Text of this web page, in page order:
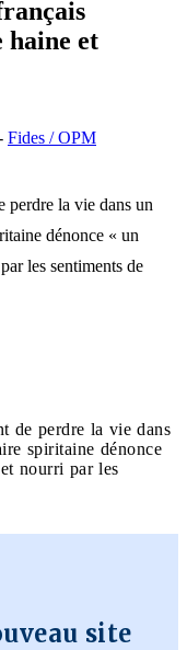
haine et
Fides / OPM
perdre la vie dans un
dénonce « un
les sentiments de
de perdre la vie dans
spiritaine dénonce
nourri par les
site